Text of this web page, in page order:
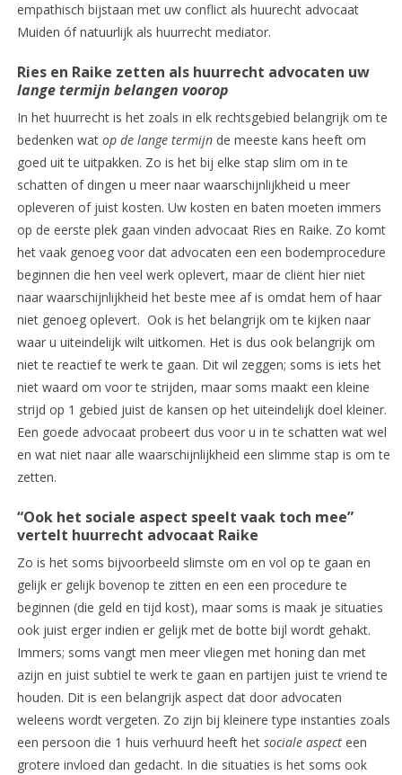
empathisch bijstaan met uw conflict als huurecht advocaat
Muiden óf natuurlijk als huurrecht mediator.
Ries en Raike zetten als huurrecht advocaten uw
lange termijn belangen voorop
In het huurrecht is het zoals in elk rechtsgebied belangrijk om te
bedenken wat op de lange termijnde meeste kans heeft om
goed uit te uitpakken. Zo is het bij elke stap slim om in te
schatten of dingen u meer naar waarschijnlijkheid u meer
opleveren of juist kosten. Uw kosten en baten moeten immers
op de eerste plek gaan vinden advocaat Ries en Raike. Zo komt
het vaak genoeg voor dat advocaten een een bodemprocedure
beginnen die hen veel werk oplevert, maar de cliënt hier niet
naar waarschijnlijkheid het beste mee af is omdat hem of haar
niet genoeg oplevert. Ook is het belangrijk om te kijken naar
waar u uiteindelijk wilt uitkomen. Het is dus ook belangrijk om
niet te reactief te werk te gaan. Dit wil zeggen; soms is iets het
niet waard om voor te strijden, maar soms maakt een kleine
strijd op 1 gebied juist de kansen op het uiteindelijk doel kleiner.
Een goede advocaat probeert dus voor u in te schatten wat wel
en wat niet naar alle waarschijnlijkheid een slimme stap is om te
zetten.
“Ook het sociale aspect speelt vaak toch mee”
vertelt huurrecht advocaat Raike
Zo is het soms bijvoorbeeld slimste om en vol op te gaan en
gelijk er gelijk bovenop te zitten en een een procedure te
beginnen (die geld en tijd kost), maar soms is maak je situaties
ook juist erger indien er gelijk met de botte bijl wordt gehakt.
Immers; soms vangt men meer vliegen met honing dan met
azijn en juist subtiel te werk te gaan en partijen juist te vriend te
houden. Dit is een belangrijk aspect dat door advocaten
weleens wordt vergeten. Zo zijn bij kleinere type instanties zoals
een persoon die 1 huis verhuurd heeft het sociale aspecteen
grotere invloed dan gedacht. In die situaties is het soms ook